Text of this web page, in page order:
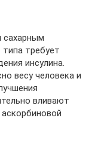
сахарным
требует
инсулина.
весу человека и
вливают